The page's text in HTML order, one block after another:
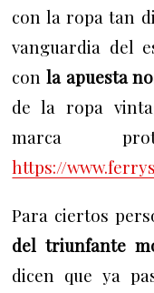
con la ropa tan
vanguardia del
conla apuesta
de la ropa
marca
https://
Para ciertos
del triunfante
dicen que ya